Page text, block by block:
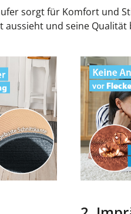
sorgt für Komfort und
und seine